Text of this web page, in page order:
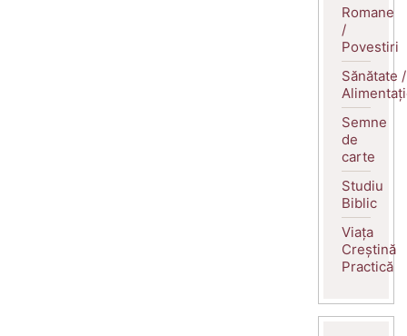
Romane
/
Povestiri
Sănătate /
Semne
de
carte
Studiu
Biblic
Viața
Creștină
Practică